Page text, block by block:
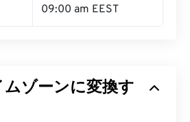
09:00 am EEST
ムゾーンに変換す